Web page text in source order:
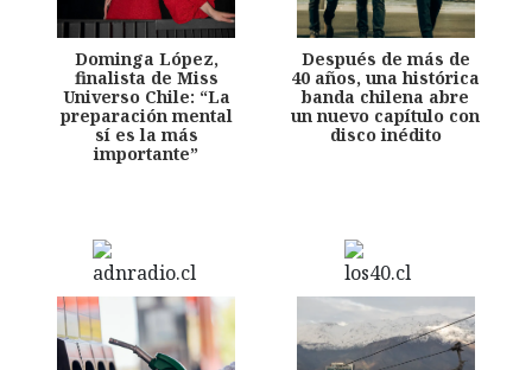
Dominga López,
finalista de Miss
Universo Chile: “La
preparación mental
sí es la más
importante”
Después de más de
40 años, una histórica
banda chilena abre
un nuevo capítulo con
disco inédito